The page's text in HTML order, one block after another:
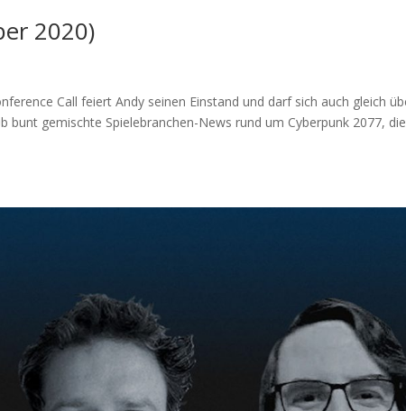
2020)
Call feiert Andy seinen Einstand und darf sich auch gleich
bunt gemischte Spielebranchen-News rund um Cyberpunk 2077, die